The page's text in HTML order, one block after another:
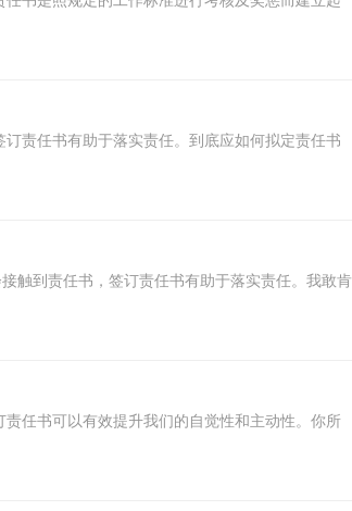
责任书有助于落实责任。到底应如何拟定责任书
触到责任书，签订责任书有助于落实责任。我敢肯
任书可以有效提升我们的自觉性和主动性。你所